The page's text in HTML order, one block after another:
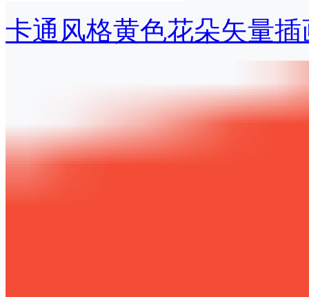
卡通风格黄色花朵矢量插